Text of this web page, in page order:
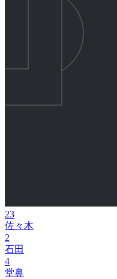
23
佐々木
2
石田
4
堂鼻